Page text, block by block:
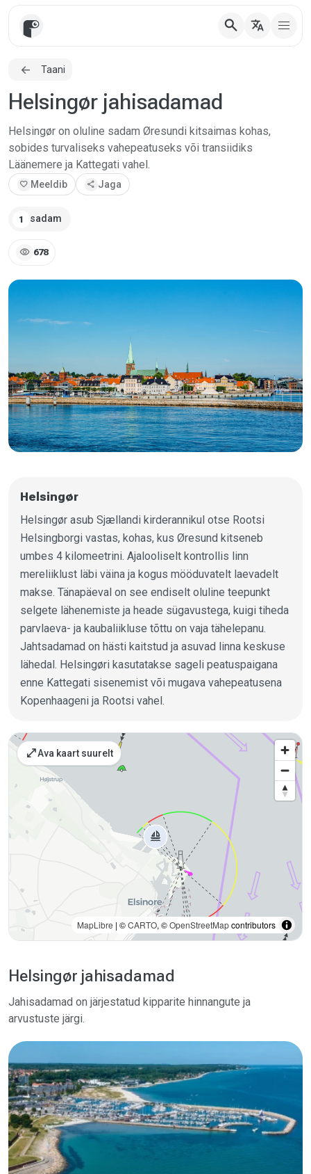
search translate
Taani
Helsingør jahisadamad
Helsingør on oluline sadam Øresundi kitsaimas kohas,
sobides turvaliseks vahepeatuseks või transiidiks
Läänemere ja Kattegati vahel.
favorite Meeldib share Jaga
1 sadam
visibility 678
Helsingør
Helsingør asub Sjællandi kirderannikul otse Rootsi
Helsingborgi vastas, kohas, kus Øresund kitseneb
umbes 4 kilomeetrini. Ajalooliselt kontrollis linn
mereliiklust läbi väina ja kogus mööduvatelt laevadelt
makse. Tänapäeval on see endiselt oluline teepunkt
selgete lähenemiste ja heade sügavustega, kuigi tiheda
parvlaeva- ja kaubaliikluse tõttu on vaja tähelepanu.
Jahtsadamad on hästi kaitstud ja asuvad linna keskuse
lähedal. Helsingøri kasutatakse sageli peatuspaigana
enne Kattegati sisenemist või mugava vahepeatusena
Kopenhaageni ja Rootsi vahel.
Kohad kaardil
open_in_fullAva kaart suurelt
MapLibre | ©CARTO, ©OpenStreetMapcontributors
Helsingør jahisadamad
Jahisadamad on järjestatud kipparite hinnangute ja
arvustuste järgi.